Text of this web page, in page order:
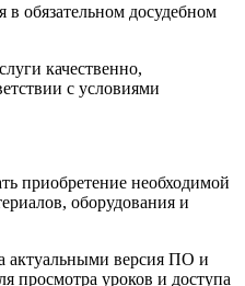
в обязательном досудебном
качественно,
с условиями
приобретение необходимой
оборудования и
актуальными версия ПО и
просмотра уроков и доступа